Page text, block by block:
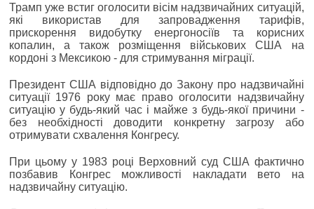
Трамп уже встиг оголосити вісім надзвичайних ситуацій,
які використав для запровадження тарифів,
прискорення видобутку енергоносіїв та корисних
копалин, а також розміщення військових США на
кордоні з Мексикою - для стримування міграції.
Президент США відповідно до Закону про надзвичайні
ситуації 1976 року має право оголосити надзвичайну
ситуацію у будь-який час і майже з будь-якої причини -
без необхідності доводити конкретну загрозу або
отримувати схвалення Конгресу.
При цьому у 1983 році Верховний суд США фактично
позбавив Конгрес можливості накладати вето на
надзвичайну ситуацію.